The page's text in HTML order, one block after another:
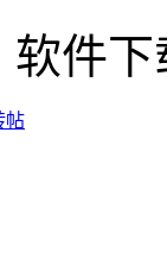
软件下
帖